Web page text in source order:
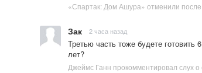
Зак 2 часа назад
Третью часть тоже будете готовить 6
лет?